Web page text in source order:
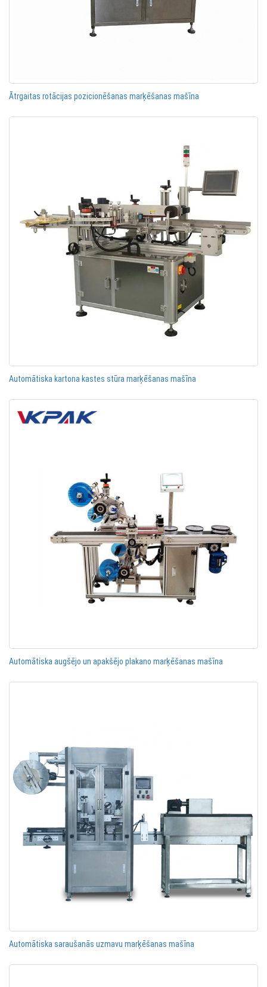
Ātrgaitas rotācijas pozicionēšanas marķēšanas mašīna
Automātiska kartona kastes stūra marķēšanas mašīna
Automātiska augšējo un apakšējo plakano marķēšanas mašīna
Automātiska saraušanās uzmavu marķēšanas mašīna